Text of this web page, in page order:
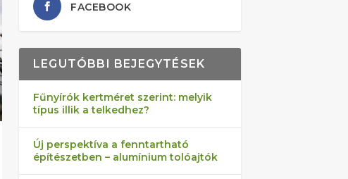
FACEBOOK
LEGUTÓBBI BEJEGYTÉSEK
Fűnyírók kertméret szerint: melyik
típus illik a telkedhez?
Új perspektíva a fenntartható
építészetben – alumínium tolóajtók